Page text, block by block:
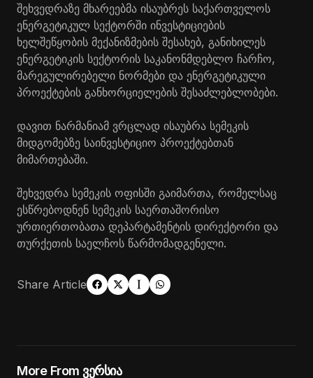
შეხვედრაზე მხარეებმა ისაუბრეს საქართველოს
ენერგეტიკულ სექტორში ინვესტიციების
ხელშეწყობის მექანიზმების შესახებ, განიხილეს
ენერგეტიკის სექტორის საკანონმდებლო ჩარჩო,
მარეგულირებელი ნორმები და ენერგეტიკული
პროექტების განხორციელების შესაძლებლობები.
დავით ნარმანიამ ვრცლად ისაუბრა სემეკის
მიდგომებზე საინვესტიციო პროექტებთან
მიმართებაში.
შეხვედრა სემეკის ოფისში გაიმართა, რომელსაც
ესწრებოდნენ სემეკის საერთაშორისო
ურთიერთობათა დეპარტამენტის დირექტორი და
თურქეთის საელჩოს წარმომადგენელი.
Share Article
More From ვერსია